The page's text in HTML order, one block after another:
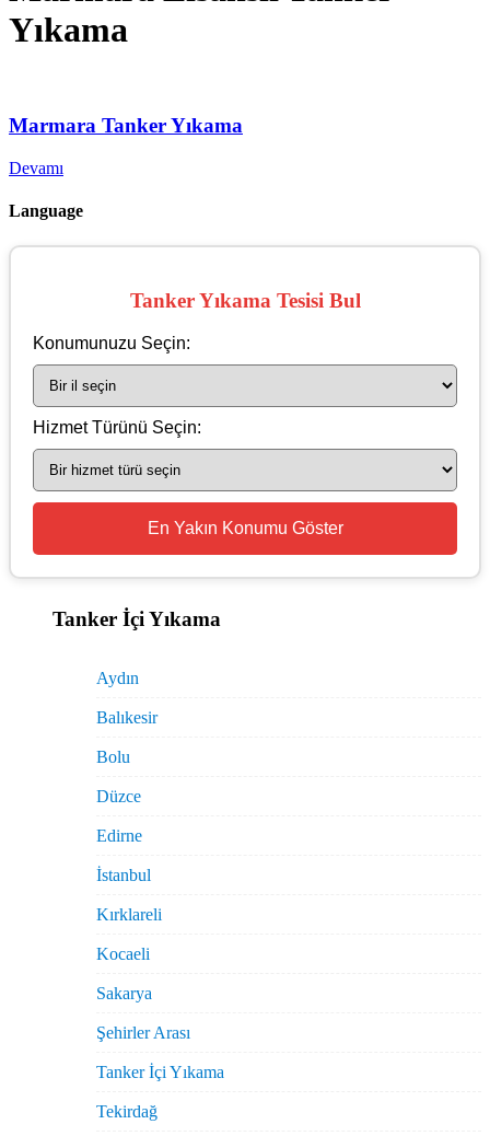
Yıkama
Marmara Tanker Yıkama
Devamı
Language
Tanker Yıkama Tesisi Bul
Konumunuzu Seçin:
Hizmet Türünü Seçin:
En Yakın Konumu Göster
Tanker İçi Yıkama
Aydın
Balıkesir
Bolu
Düzce
Edirne
İstanbul
Kırklareli
Kocaeli
Sakarya
Şehirler Arası
Tanker İçi Yıkama
Tekirdağ